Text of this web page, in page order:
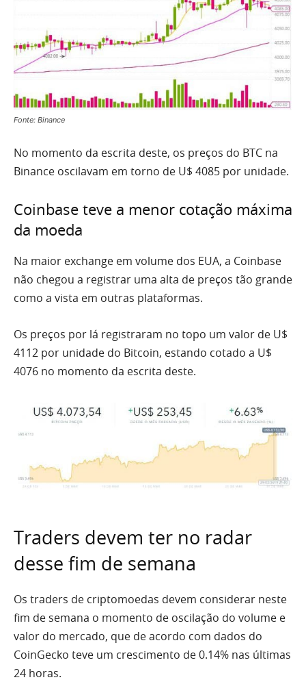
Fonte: Binance
No momento da escrita deste, os preços do BTC na
Binance oscilavam em torno de U$ 4085 por unidade.
Coinbase teve a menor cotação máxima
da moeda
Na maior exchange em volume dos EUA, a Coinbase
não chegou a registrar uma alta de preços tão grande
como a vista em outras plataformas.
Os preços por lá registraram no topo um valor de U$
4112 por unidade do Bitcoin, estando cotado a U$
4076 no momento da escrita deste.
Traders devem ter no radar
desse fim de semana
Os traders de criptomoedas devem considerar neste
fim de semana o momento de oscilação do volume e
valor do mercado, que de acordo com dados do
CoinGecko teve um crescimento de 0.14% nas últimas
24 horas.